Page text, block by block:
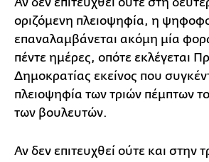
Αν δεν επιτευχθεί ούτε στη
οριζόμενη πλειοψηφία, η
επαναλαμβάνεται ακόμη μία
πέντε ημέρες, οπότε εκλέγεται
Δημοκρατίας εκείνος που
πλειοψηφία των τριών πέμπτων
των βουλευτών.
Αν δεν επιτευχθεί ούτε και στην